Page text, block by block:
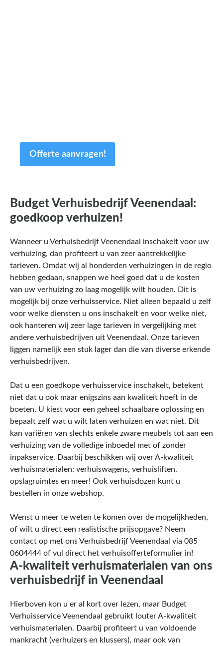
Offerte aanvragen!
Budget Verhuisbedrijf Veenendaal:
goedkoop verhuizen!
Wanneer u Verhuisbedrijf Veenendaal inschakelt voor uw
verhuizing, dan profiteert u van zeer aantrekkelijke
tarieven. Omdat wij al honderden verhuizingen in de regio
hebben gedaan, snappen we heel goed dat u de kosten
van uw verhuizing zo laag mogelijk wilt houden. Dit is
mogelijk bij onze verhuisservice. Niet alleen bepaald u zelf
voor welke diensten u ons inschakelt en voor welke niet,
ook hanteren wij zeer lage tarieven in vergelijking met
andere verhuisbedrijven uit Veenendaal. Onze tarieven
liggen namelijk een stuk lager dan die van diverse erkende
verhuisbedrijven.
Dat u een goedkope verhuisservice inschakelt, betekent
niet dat u ook maar enigszins aan kwaliteit hoeft in de
boeten. U kiest voor een geheel schaalbare oplossing en
bepaalt zelf wat u wilt laten verhuizen en wat niet. Dit
kan variëren van slechts enkele zware meubels tot aan een
verhuizing van de volledige inboedel met of zonder
inpakservice. Daarbij beschikken wij over A-kwaliteit
verhuismaterialen: verhuiswagens, verhuisliften,
opslagruimtes en meer! Ook verhuisdozen kunt u
bestellen in onze webshop.
Wenst u meer te weten te komen over de mogelijkheden,
of wilt u direct een realistische prijsopgave? Neem
contact op met ons Verhuisbedrijf Veenendaal via 085
0604444 of vul direct het verhuisofferteformulier in!
A-kwaliteit verhuismaterialen van ons
verhuisbedrijf in Veenendaal
Hierboven kon u er al kort over lezen, maar Budget
Verhuisservice Veenendaal gebruikt louter A-kwaliteit
verhuismaterialen. Daarbij profiteert u van voldoende
mankracht (verhuizers en klussers), maar ook van